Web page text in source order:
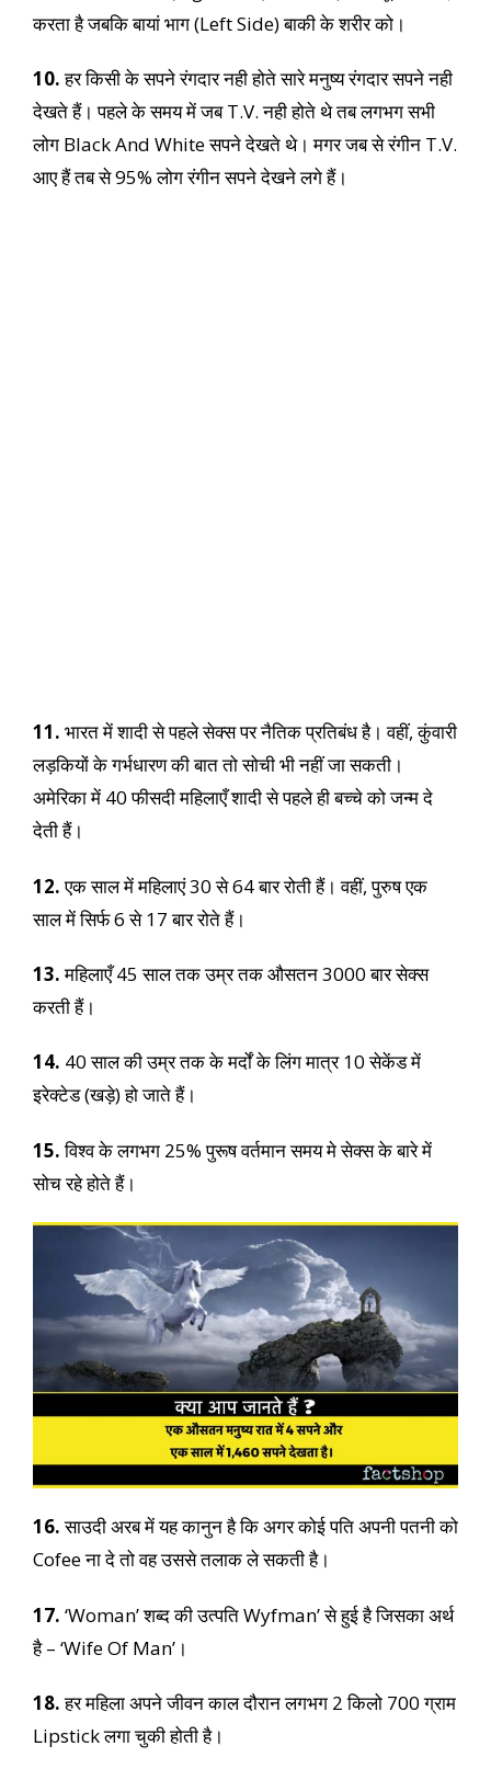
करता है जबकि बायां भाग (Left Side) बाकी के शरीर को।
10.हर किसी के सपने रंगदार नही होते सारे मनुष्य रंगदार सपने नही
देखते हैं। पहले के समय में जब T.V. नही होते थे तब लगभग सभी
लोग Black And White सपने देखते थे। मगर जब से रंगीन T.V.
आए हैं तब से 95% लोग रंगीन सपने देखने लगे हैं।
11. भारत में शादी से पहले सेक्स पर नैतिक प्रतिबंध है। वहीं, कुंवारी
लड़कियों के गर्भधारण की बात तो सोची भी नहीं जा सकती।
अमेरिका में 40 फीसदी महिलाएँ शादी से पहले ही बच्चे को जन्म दे
देती हैं।
12.एक साल में महिलाएं 30 से 64 बार रोती हैं। वहीं, पुरुष एक
साल में सिर्फ 6 से 17 बार रोते हैं।
13.महिलाएँ 45 साल तक उम्र तक औसतन 3000 बार सेक्स
करती हैं।
14. 40 साल की उम्र तक के मर्दों के लिंग मात्र 10 सेकेंड में
इरेक्टेड (खड़े) हो जाते हैं।
15.विश्व के लगभग 25% पुरूष वर्तमान समय मे सेक्स के बारे में
सोच रहे होते हैं।
16.साउदी अरब में यह कानुन है कि अगर कोई पति अपनी पतनी को
Cofee ना दे तो वह उससे तलाक ले सकती है।
17. ‘Woman’ शब्द की उत्पति Wyfman’ से हुई है जिसका अर्थ
है – ‘Wife Of Man’।
18.हर महिला अपने जीवन काल दौरान लगभग 2 किलो 700 ग्राम
Lipstick लगा चुकी होती है।